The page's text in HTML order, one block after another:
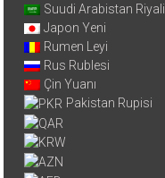
Suudi Arabistan Riyali
Japon Yeni
Rumen Leyi
Rus Rublesi
Çin Yuanı
Pakistan Rupisi